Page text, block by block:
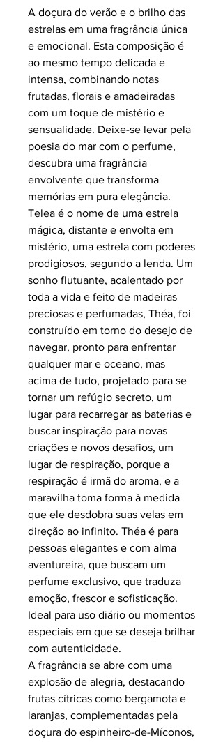
A doçura do verão e o brilho das
estrelas em uma fragrância única
e emocional. Esta composição é
ao mesmo tempo delicada e
intensa, combinando notas
frutadas, florais e amadeiradas
com um toque de mistério e
sensualidade. Deixe-se levar pela
poesia do mar com o perfume,
descubra uma fragrância
envolvente que transforma
memórias em pura elegância.
Telea é o nome de uma estrela
mágica, distante e envolta em
mistério, uma estrela com poderes
prodigiosos, segundo a lenda. Um
sonho flutuante, acalentado por
toda a vida e feito de madeiras
preciosas e perfumadas, Théa, foi
construído em torno do desejo de
navegar, pronto para enfrentar
qualquer mar e oceano, mas
acima de tudo, projetado para se
tornar um refúgio secreto, um
lugar para recarregar as baterias e
buscar inspiração para novas
criações e novos desafios, um
lugar de respiração, porque a
respiração é irmã do aroma, e a
maravilha toma forma à medida
que ele desdobra suas velas em
direção ao infinito. Théa é para
pessoas elegantes e com alma
aventureira, que buscam um
perfume exclusivo, que traduza
emoção, frescor e sofisticação.
Ideal para uso diário ou momentos
especiais em que se deseja brilhar
com autenticidade.
A fragrância se abre com uma
explosão de alegria, destacando
frutas cítricas como bergamota e
laranjas, complementadas pela
doçura do espinheiro-de-Míconos,